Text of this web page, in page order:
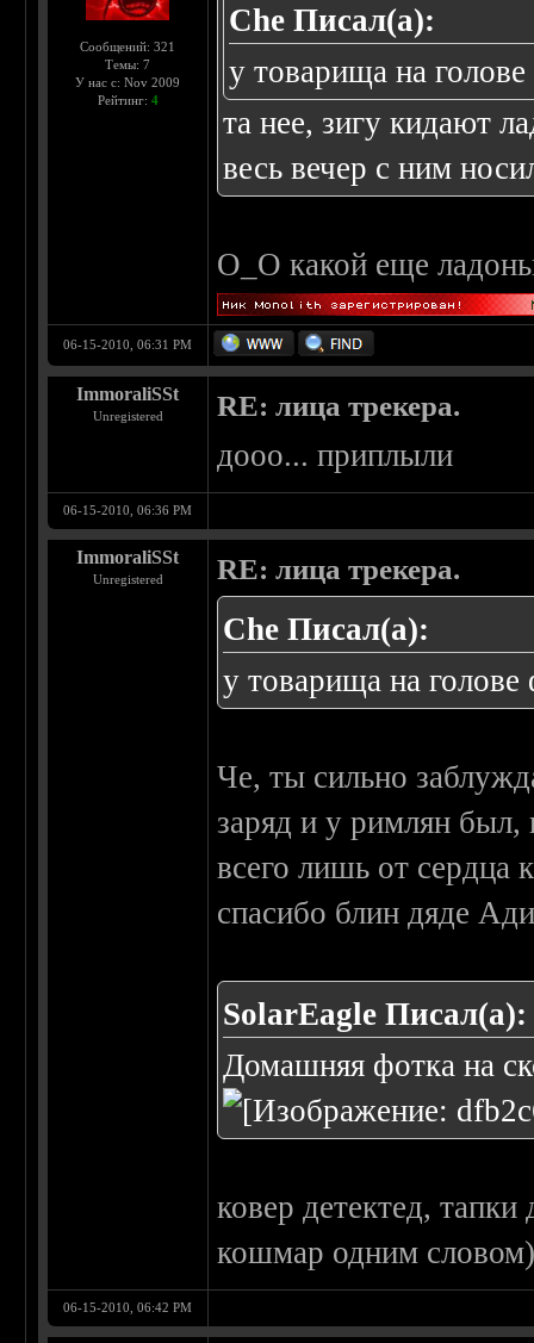
Сообщений: 321
Темы: 7
У нас с: Nov 2009
Рейтинг: 4
Che Писал(а):
у товарища на
та нее, зигу кидают
весь вечер с ним
О_О какой еще
06-15-2010, 06:31 PM
ImmoraliSSt
Unregistered RE: лица трекера.
дооо... приплыли
06-15-2010, 06:36 PM
ImmoraliSSt
Unregistered RE: лица трекера.
Che Писал(а):
у товарища на
Че, ты сильно
заряд и у римлян
всего лишь от сердца
спасибо блин дяде
SolarEagle Писал(а):
Домашняя фотка на
ковер детектед,
кошмар одним
06-15-2010, 06:42 PM